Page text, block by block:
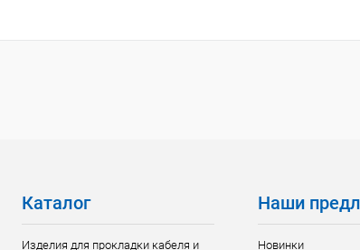
Купить в 1 клик К сравнению
Каталог
Изделия для прокладки кабеля и
Наши
Новинки